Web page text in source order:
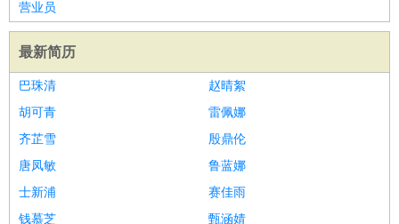
营业员
最新简历
巴珠清
赵晴絮
胡可青
雷佩娜
齐芷雪
殷鼎伦
唐凤敏
鲁蓝娜
士新浦
赛佳雨
钱慕芝
甄涵婧